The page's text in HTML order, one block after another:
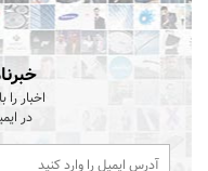
اخبار
در